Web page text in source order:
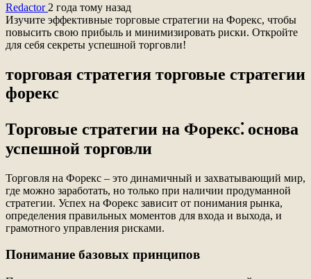
Redactor 2 года тому назад
Изучите эффективные торговые стратегии на Форекс, чтобы
повысить свою прибыль и минимизировать риски. Откройте
для себя секреты успешной торговли!
торговая стратегия торговые стратегии
форекс
Торговые стратегии на Форекс⁚ основа
успешной торговли
Торговля на Форекс – это динамичный и захватывающий мир,
где можно заработать, но только при наличии продуманной
стратегии. Успех на Форекс зависит от понимания рынка,
определения правильных моментов для входа и выхода, и
грамотного управления рисками.
Понимание базовых принципов